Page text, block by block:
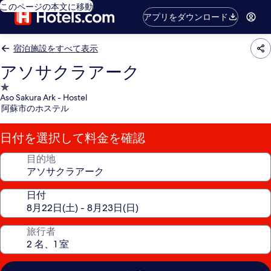
このページの本文に移動
アプリをダウンロード
宿泊施設をすべて表示
アソサクラアーク
1.0
つ
星
宿
泊
施
Aso Sakura Ark - Hostel
阿蘇市のホステル
日付を選択して料金を確認
目的地
日付
旅行者